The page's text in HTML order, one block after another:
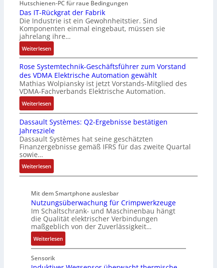
b
e
i
t
s
k
r
ä
f
t
e
n
d
i
e
r
t
n
d
M
a
r
k
e
t
i
n
g
l
e
i
t
e
r
b
e
P
N
h
t
S
t
r
u
k
t
u
r
e
r
b
e
s
s
e
r
t
e
L
a
s
e
r
t
r
i
a
n
u
l
a
t
i
o
n
Hutschienen-PC für raue Bedingungen
Das IT-Rückgrat der Fabrik
Die Industrie ist ein Gewohnheitstier. Sind
Komponenten einmal eingebaut, müssen sie
jahrelang ihre…
Weiterlesen:
D
a
s
I
T
-
R
ü
c
k
g
r
a
t
e
r
F
a
b
r
i
k
Rose Systemtechnik-Geschäftsführer zum Vorstand
des VDMA Elektrische Automation gewählt
Mathias Wolpiansky ist jetzt Vorstands-Mitglied des
VDMA-Fachverbands Elektrische Automation.
Weiterlesen:
R
o
s
e
S
y
s
t
m
t
e
c
h
n
i
k
Dassault Systèmes: Q2-Ergebnisse bestätigen
Jahresziele
Dassault Systèmes hat seine geschätzten
Finanzergebnisse gemäß IFRS für das zweite Quartal
sowie…
Weiterlesen:
D
s
s
a
u
l
t
S
y
Mit dem Smartphone auslesbar
Nutzungsüberwachung für Crimpwerkzeuge
Im Schaltschrank- und Maschinenbau hängt
die Qualität elektrischer Verbindungen
maßgeblich von der Zuverlässigkeit…
Weiterlesen:
N
t
Sensorik